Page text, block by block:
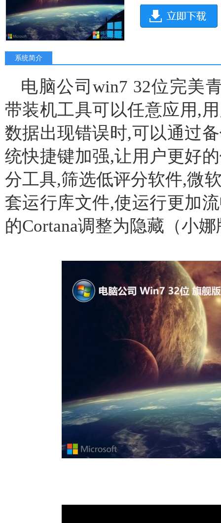
系统简介
电脑公司win7 32位完美
带装机工具可以任意应用,
数据出现错误时,可以通过
统快捷键加强,让用户更好
分工具,筛选低评分软件,微
套运行库文件,使运行更加
的Cortana调整为隐藏（小